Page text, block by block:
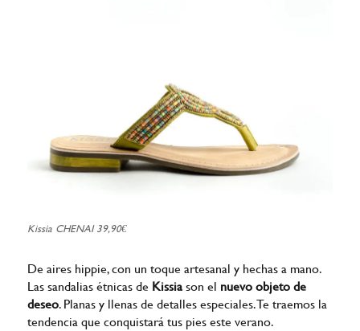
Kissia CHENAI 39,90€
De aires hippie, con un toque artesanal y hechas a mano.
Las sandalias étnicas de Kissiason el nuevo objeto de
deseo. Planas y llenas de detalles especiales. Te traemos la
tendencia que conquistará tus pies este verano.